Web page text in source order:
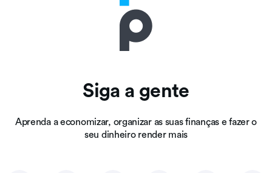
Siga a gente
Aprenda a economizar, organizar as suas finanças e fazer o
seu dinheiro render mais